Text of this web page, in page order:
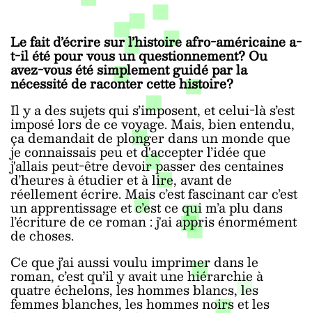
Le fait d’écrire sur l’histoire afro-américaine a-
t-il été pour vous un questionnement? Ou
avez-vous été simplement guidé par la
nécessité de raconter cette histoire?
Il y a des sujets qui s’imposent, et celui-là s’est
imposé lors de ce voyage. Mais, bien entendu,
ça demandait de plonger dans un monde que
je connaissais peu et d'accepter l’idée que
j'allais peut-être devoir passer des centaines
d’heures à étudier et à lire, avant de
réellement écrire. Mais c’est fascinant car c’est
un apprentissage et c’est ce qui m’a plu dans
l’écriture de ce roman : j'ai appris énormément
de choses.
Ce que j’ai aussi voulu imprimer dans le
roman, c’est qu’il y avait une hiérarchie à
quatre échelons, les hommes blancs, les
femmes blanches, les hommes noirs etles